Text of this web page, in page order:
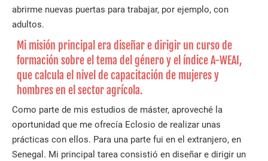
abrirme nuevas puertas para trabajar, por ejemplo, con
adultos.
Mi misión principal era diseñar e dirigir un curso de
formación sobre el tema del género y el índice A-WEAI,
que calcula el nivel de capacitación de mujeres y
hombres en el sector agrícola.
Como parte de mis estudios de máster, aproveché la
oportunidad que me ofrecía Eclosio de realizar unas
prácticas con ellos. Para una parte fui en el extranjero, en
Senegal. Mi principal tarea consistió en diseñar e dirigir un